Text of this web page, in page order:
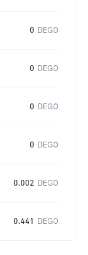
0 DEGO
0 DEGO
0 DEGO
0 DEGO
0.002 DEGO
0.441 DEGO